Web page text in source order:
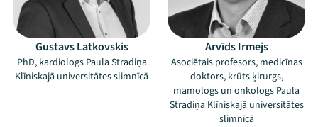
Gustavs Latkovskis
PhD, kardiologs Paula Stradiņa
Klīniskajā universitātes slimnīcā
Arvīds Irmejs
Asociētais profesors, medicīnas
doktors, krūts ķirurgs,
mamologs un onkologs Paula
Stradiņa Klīniskajā universitātes
slimnīcā